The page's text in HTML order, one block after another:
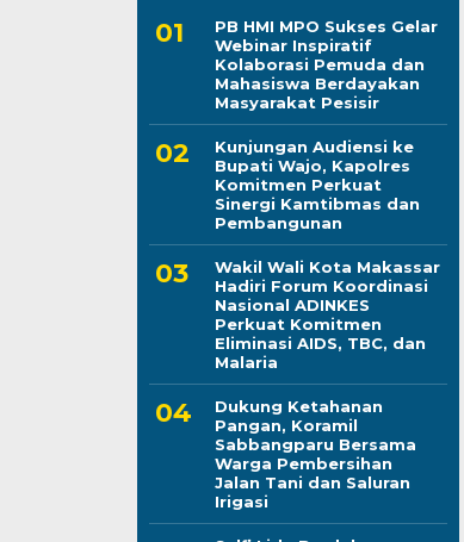
PB HMI MPO Sukses Gelar
Webinar Inspiratif
Kolaborasi Pemuda dan
Mahasiswa Berdayakan
Masyarakat Pesisir
Kunjungan Audiensi ke
Bupati Wajo, Kapolres
Komitmen Perkuat
Sinergi Kamtibmas dan
Pembangunan
Wakil Wali Kota Makassar
Hadiri Forum Koordinasi
Nasional ADINKES
Perkuat Komitmen
Eliminasi AIDS, TBC, dan
Malaria
Dukung Ketahanan
Pangan, Koramil
Sabbangparu Bersama
Warga Pembersihan
Jalan Tani dan Saluran
Irigasi